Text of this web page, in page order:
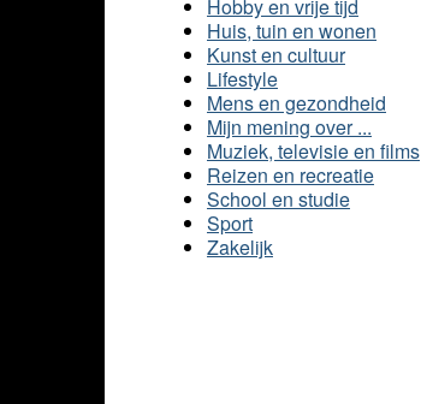
Hobby en vrije tijd
Huis, tuin en wonen
Kunst en cultuur
Lifestyle
Mens en gezondheid
Mijn mening over ...
Muziek, televisie en films
Reizen en recreatie
School en studie
Sport
Zakelijk